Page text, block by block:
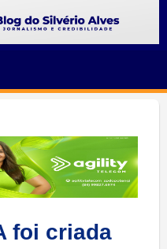
foi criada